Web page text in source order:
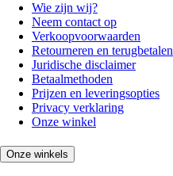
Wie zijn wij?
Neem contact op
Verkoopvoorwaarden
Retourneren en terugbetalen
Juridische disclaimer
Betaalmethoden
Prijzen en leveringsopties
Privacy verklaring
Onze winkel
Onze winkels